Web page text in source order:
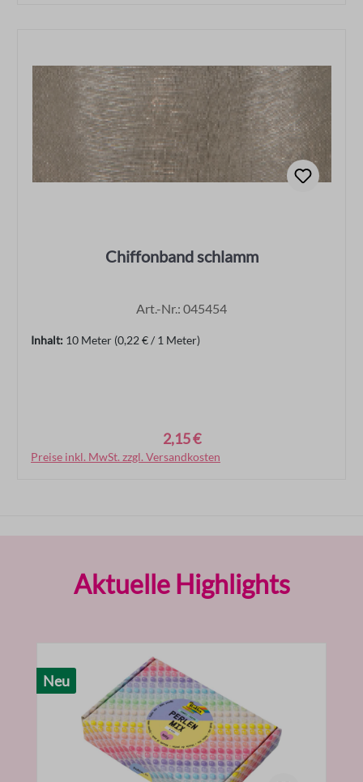
Chiffonband schlamm
Art.-Nr.: 045454
Inhalt: 10 Meter (0,22 € / 1 Meter)
2,15 €
Preise inkl. MwSt. zzgl. Versandkosten
In den Warenkorb
Aktuelle Highlights
Neu